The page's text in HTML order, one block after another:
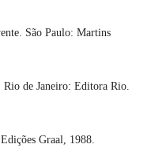
São Paulo: Martins
de Janeiro: Editora Rio.
Graal, 1988.